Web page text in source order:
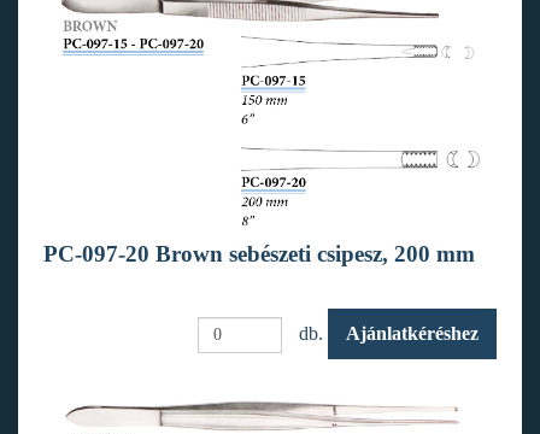
PC-097-20 Brown sebészeti csipesz, 200 mm
db. Ajánlatkéréshez